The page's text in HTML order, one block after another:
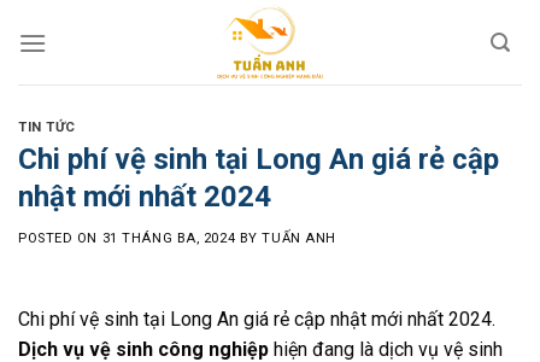
TIN TỨC
Chi phí vệ sinh tại Long An giá rẻ cập
nhật mới nhất 2024
POSTED ON 31 THÁNG BA, 2024 BYTUẤN ANH
Chi phí vệ sinh tại Long An giá rẻ cập nhật mới nhất 2024.
Dịch vụ vệ sinh công nghiệp hiện đang là dịch vụ vệ sinh